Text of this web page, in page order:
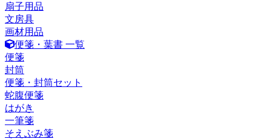
扇子用品
文房具
画材用品
便箋・葉書 一覧
便箋
封筒
便箋・封筒セット
蛇腹便箋
はがき
一筆箋
そえぶみ箋